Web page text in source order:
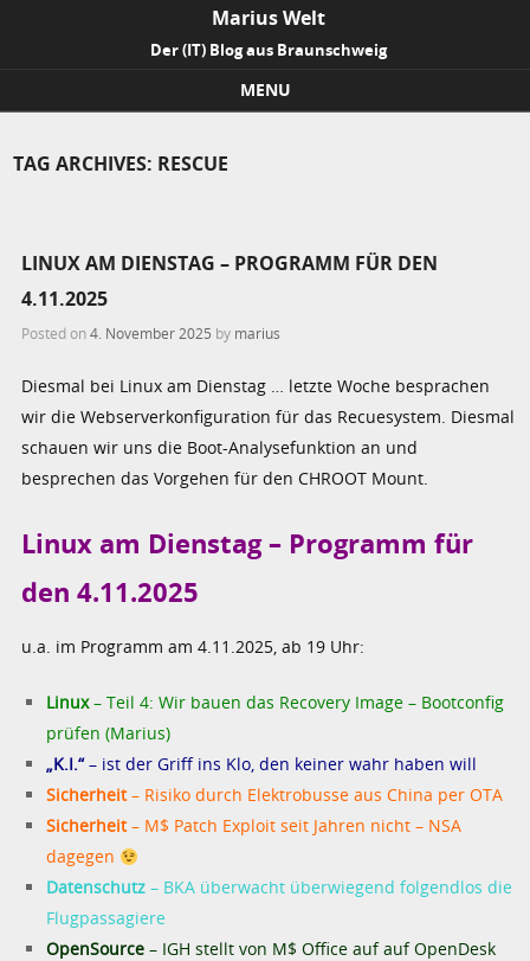
Marius Welt
Der (IT) Blog aus Braunschweig
MENU
TAG ARCHIVES: RESCUE
LINUX AM DIENSTAG – PROGRAMM FÜR DEN
4.11.2025
Posted on4. November 2025 by marius
Diesmal bei Linux am Dienstag … letzte Woche besprachen
wir die Webserverkonfiguration für das Recuesystem. Diesmal
schauen wir uns die Boot-Analysefunktion an und
besprechen das Vorgehen für den CHROOT Mount.
Linux am Dienstag – Programm für
den 4.11.2025
u.a. im Programm am 4.11.2025, ab 19 Uhr:
Linux– Teil 4: Wir bauen das Recovery Image – Bootconfig
prüfen (Marius)
„K.I.“– ist der Griff ins Klo, den keiner wahr haben will
Sicherheit– Risiko durch Elektrobusse aus China per OTA
Sicherheit– M$ Patch Exploit seit Jahren nicht – NSA
dagegen
Datenschutz – BKA überwacht überwiegend folgendlos die
Flugpassagiere
OpenSource – IGH stellt von M$ Office auf auf OpenDesk